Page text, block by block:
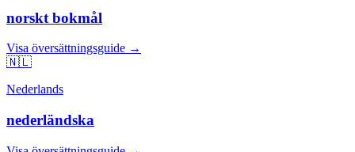
norskt bokmål
Visa översättningsguide →
🇳🇱
Nederlands
nederländska